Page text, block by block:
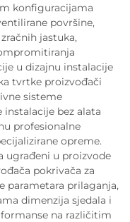
konfiguracijama
površine,
jastuka,
u dizajnu instalacije
tvrtke proizvođači
sisteme
instalacije bez alata
profesionalne
opreme.
ugrađeni u proizvode
pokrivača za
parametara prilaganja,
dimenzija sjedala i
na različitim